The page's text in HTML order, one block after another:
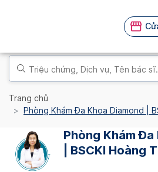
Trang chủ
Phòng Khám Đa Khoa Diamond |
Phòng Khám Đa
| BSCKI Hoàng